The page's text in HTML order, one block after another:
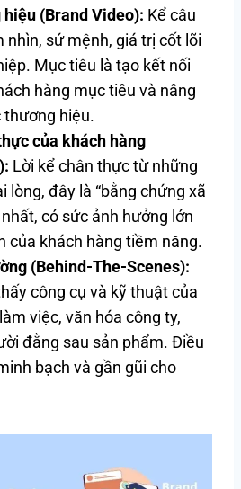
(Brand Video): Kể câu
nhìn, sứ mệnh, giá trị cốt lõi
Mục tiêu là tạo kết nối
hàng mục tiêu và nâng
hiệu.
của khách hàng
Lời kể chân thực từ những
lòng, đây là “bằng chứng xã
có sức ảnh hưởng lớn
của khách hàng tiềm năng.
(Behind-The-Scenes):
công cụ và kỹ thuật của
việc, văn hóa công ty,
đằng sau sản phẩm. Điều
bạch và gần gũi cho